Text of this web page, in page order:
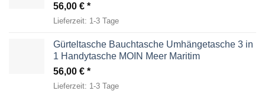
56,00 €
Lieferzeit: 1-3 Tage
Gürteltasche Bauchtasche Umhängetasche 3 in
1 Handytasche MOIN Meer Maritim
56,00 €
Lieferzeit: 1-3 Tage